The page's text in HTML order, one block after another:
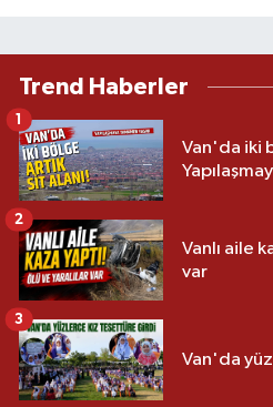
Trend Haberler
Van'da iki
1
Vanlı aile
var
2
Van'da
3